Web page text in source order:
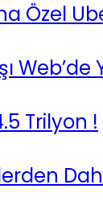
Özel
Web’de
Trilyon !